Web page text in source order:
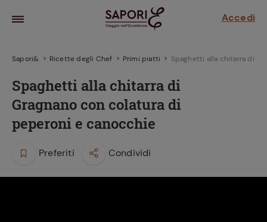
Accedi
Sapori& Ricette degli Chef Primi piatti Spaghetti alla chitarra di
Spaghetti alla chitarra di
Gragnano con colatura di
peperoni e canocchie
Preferiti Condividi